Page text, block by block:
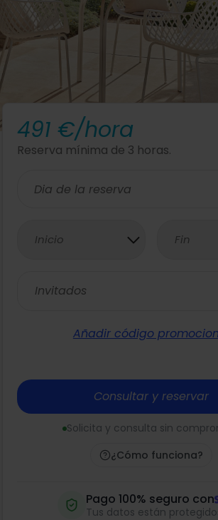
491 €/hora
Reserva mínima de 3 horas.
Inicio Fin
Invitados
Añadir código
Consultar y reservar
Solicita y consulta sin
¿Cómo funciona?
Pago 100% seguro con
Tus datos están